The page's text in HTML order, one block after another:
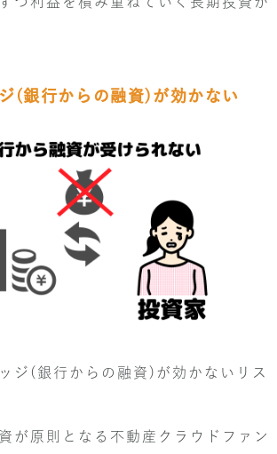
(銀行からの融資)が効かない
ジ(銀行からの融資)が効かないリス
が原則となる不動産クラウドファン